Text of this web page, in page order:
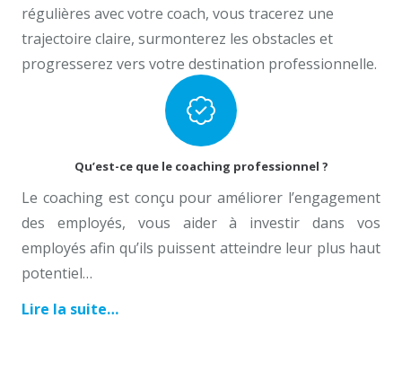
régulières avec votre coach, vous tracerez une
trajectoire claire, surmonterez les obstacles et
progresserez vers votre destination professionnelle.
Qu’est-ce que le coaching professionnel ?
Le coaching est conçu pour améliorer l’engagement
des employés, vous aider à investir dans vos
employés afin qu’ils puissent atteindre leur plus haut
potentiel…
Lire la suite…